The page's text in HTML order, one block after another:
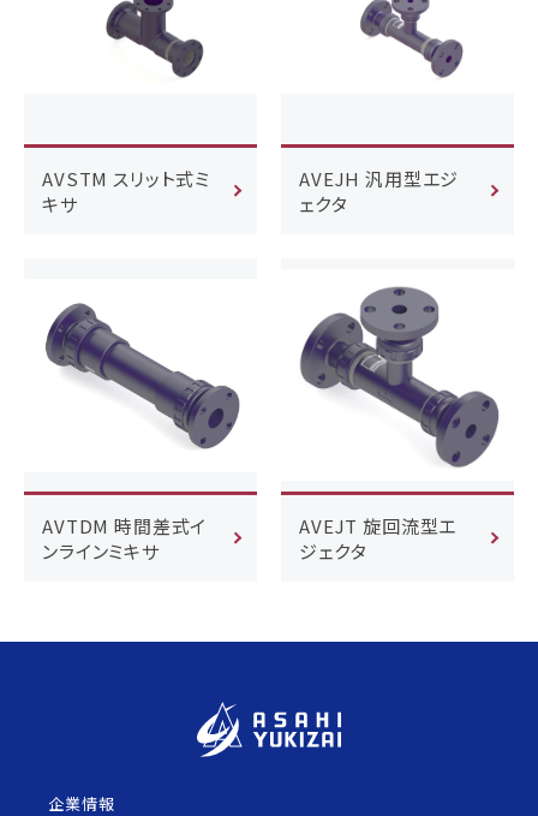
AVSTM スリット式ミ
キサ
AVEJH 汎用型エジ
ェクタ
AVTDM 時間差式イ
ンラインミキサ
AVEJT 旋回流型エ
ジェクタ
企業情報